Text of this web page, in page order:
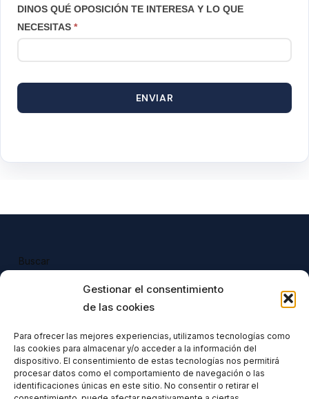
Gestionar el consentimiento
de las cookies
Para ofrecer las mejores experiencias, utilizamos tecnologías como
las cookies para almacenar y/o acceder a la información del
dispositivo. El consentimiento de estas tecnologías nos permitirá
procesar datos como el comportamiento de navegación o las
identificaciones únicas en este sitio. No consentir o retirar el
DINOS QUÉ OPOSICIÓN TE INTERESA Y LO QUE
NECESITAS *
ENVIAR
Buscar
Todos nuestros productos tienen
incluido el IVA en su precio.